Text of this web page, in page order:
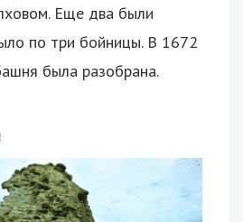
Еще два были
по три бойницы. В 1672
была разобрана.